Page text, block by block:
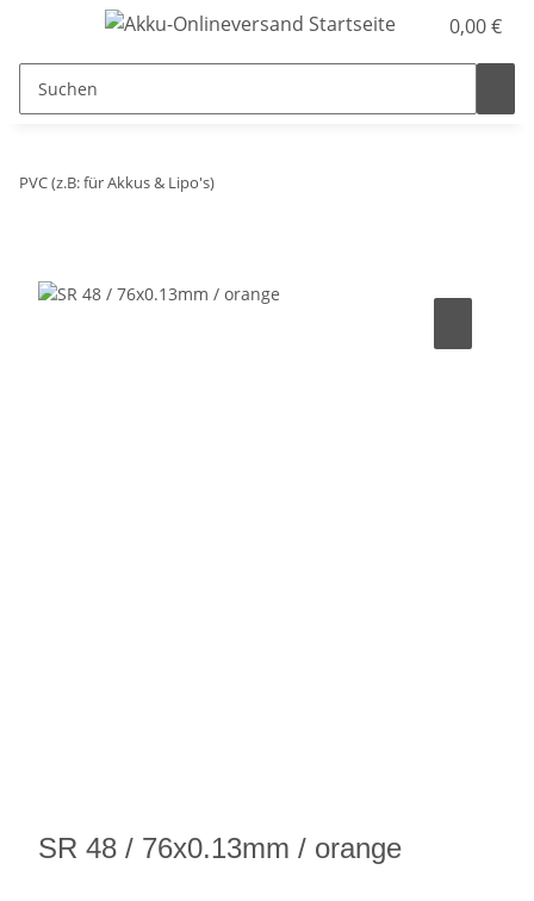
0,00 €
PVC (z.B: für Akkus & Lipo's)
SR 48 / 76x0.13mm / orange